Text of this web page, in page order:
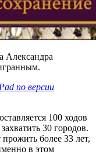
Александра
по версии
100 ходов
30 городов.
более 33 лет,
в этом